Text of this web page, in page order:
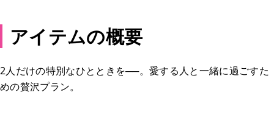
アイテムの概要
2人だけの特別なひとときを──。愛する人と一緒に過ごすた
めの贅沢プラン。